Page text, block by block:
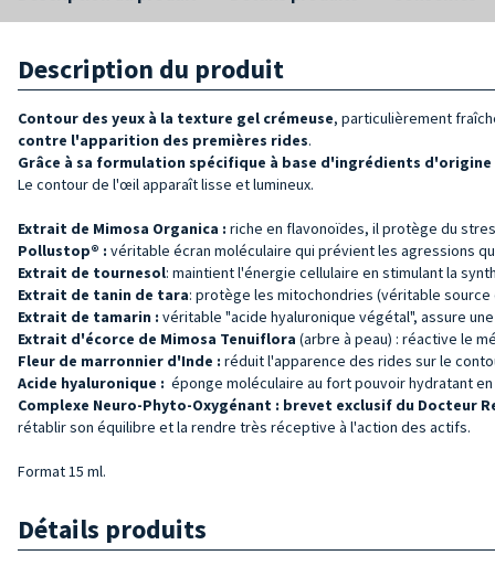
Description du produit
Contour des yeux à la texture gel crémeuse, particulièrement
contre l'apparition des premières rides.
Grâce à sa formulation spécifique à base d'ingrédients
Le contour de l'œil apparaît lisse et lumineux.
Extrait de Mimosa Organica : riche en flavonoïdes, il protège du
Pollustop® : véritable écran moléculaire qui prévient les agressions
Extrait de tournesol: maintient l'énergie cellulaire en stimulant la
Extrait de tanin de tara: protège les mitochondries (véritable
Extrait de tamarin : véritable "acide hyaluronique végétal", assure
Extrait d'écorce de Mimosa Tenuiflora (arbre à peau) : réactive le
Fleur de marronnier d'Inde : réduit l'apparence des rides sur le
Acide hyaluronique : éponge moléculaire au fort pouvoir hydratant
Complexe Neuro-Phyto-Oxygénant : brevet exclusif du Docteur
rétablir son équilibre et la rendre très réceptive à l'action des actifs.
Format 15 ml.
Détails produits